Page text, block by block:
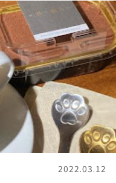
2022.03.12